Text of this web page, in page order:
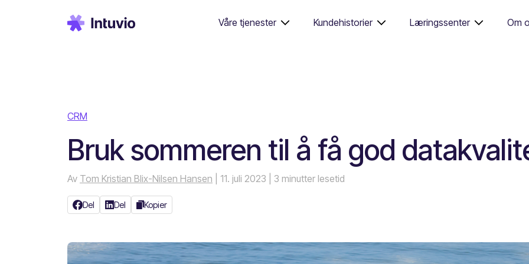
Våre tjenester Kundehistorier Læringssenter Om
CRM
Bruk sommeren til å få god
Av Tom Kristian Blix-Nilsen Hansen | 11. juli 2023 | 3 minutter lesetid
Del Del Kopier